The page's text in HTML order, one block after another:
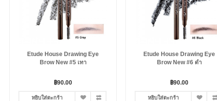
Etude House Drawing Eye
Brow New #5 เทา
฿90.00
หยิบใส่ตะกร้า
Etude House Drawing Eye
Brow New #6 ดำ
฿90.00
หยิบใส่ตะกร้า